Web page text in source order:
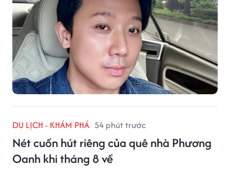
DU LỊCH - KHÁM PHÁ 54 phút trước
Nét cuốn hút riêng của quê nhà Phương
Oanh khi tháng 8 về